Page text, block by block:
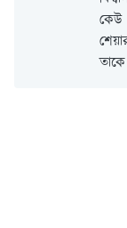
কেউ